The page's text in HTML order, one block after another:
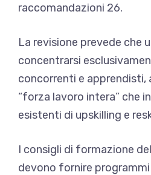
raccomandazioni 26.
La revisione prevede che
concentrarsi
concorrenti e apprendisti,
“forza lavoro intera” che
esistenti di upskilling e
I consigli di formazione
devono fornire